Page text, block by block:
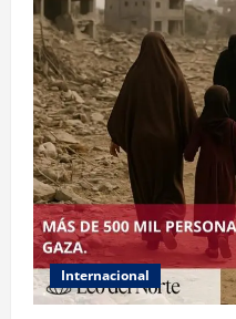
Internacional